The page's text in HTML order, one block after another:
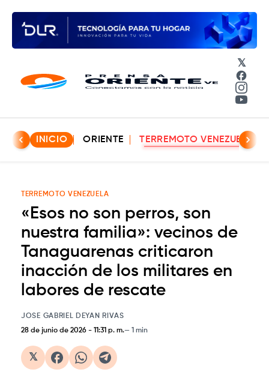
𝕏
INICIO ORIENTE TERREMOTO VENEZUELA
TERREMOTO VENEZUELA
«Esos no son perros, son
nuestra familia»: vecinos de
Tanaguarenas criticaron
inacción de los militares en
labores de rescate
JOSE GABRIEL DEYAN RIVAS
28 de junio de 2026 - 11:31 p. m. 1 min
𝕏